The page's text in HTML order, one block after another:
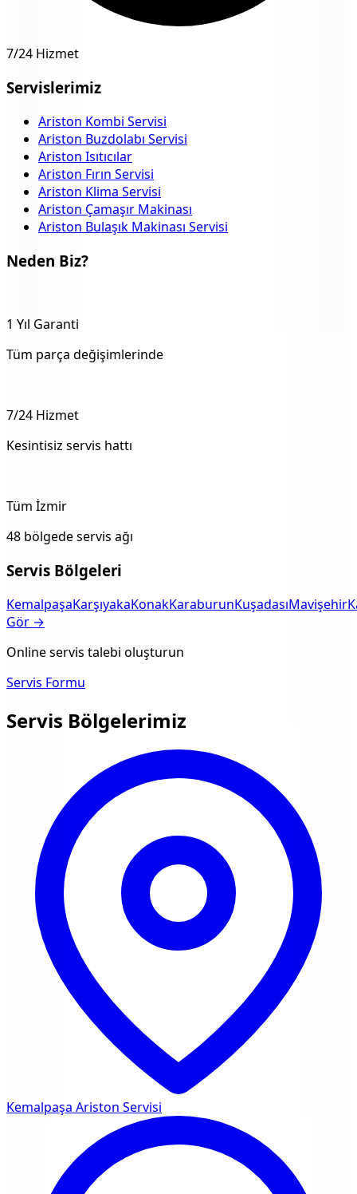
7/24 Hizmet
Servislerimiz
Ariston Kombi Servisi
Ariston Buzdolabı Servisi
Ariston Isıtıcılar
Ariston Fırın Servisi
Ariston Klima Servisi
Ariston Çamaşır Makinası
Ariston Bulaşık Makinası Servisi
Neden Biz?
1 Yıl Garanti
Tüm parça değişimlerinde
7/24 Hizmet
Kesintisiz servis hattı
Tüm İzmir
48 bölgede servis ağı
Servis Bölgeleri
KemalpaşaKarşıyakaKonakKaraburunKuşadasıMavişehir
Gör →
Online servis talebi oluşturun
Servis Formu
Servis Bölgelerimiz
Kemalpaşa Ariston Servisi